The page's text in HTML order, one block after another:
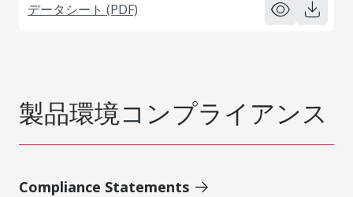
データシート (PDF)
製品環境コンプライアンス
Compliance Statements